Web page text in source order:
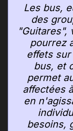
Les bus,
des
"Guitares",
pourrez
effets
bus, et
permet
affectées
en
besoins,